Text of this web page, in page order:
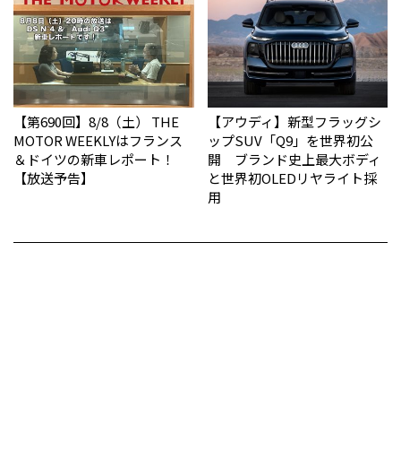
【第690回】8/8（土） THE
MOTOR WEEKLYはフランス
＆ドイツの新車レポート！
【放送予告】
【アウディ】新型フラッグシ
ップSUV「Q9」を世界初公
開 ブランド史上最大ボディ
と世界初OLEDリヤライト採
用